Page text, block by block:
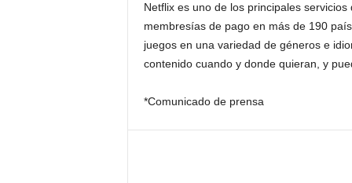
Netflix es uno de los principales
membresías de pago en más de 190
juegos en una variedad de géneros e
contenido cuando y donde quieran, y
*Comunicado de prensa